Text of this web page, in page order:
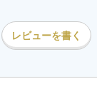
レビューを書く